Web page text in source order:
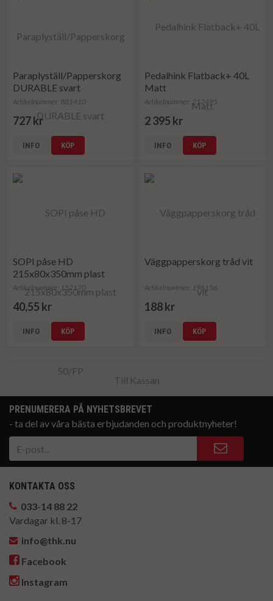
Paraplyställ/Papperskorg
DURABLE svart
Artikelnummer: 881410
727 kr
INFO KÖP
Pedalhink Flatback+ 40L
Matt
Artikelnummer: 212495
2 395 kr
INFO KÖP
SOPI påse HD
215x80x350mm plast
50/FP
Artikelnummer: 152170
40,55 kr
INFO KÖP
Väggpapperskorg tråd vit
Artikelnummer: 196156
188 kr
INFO KÖP
Till Kassan
PRENUMERERA PÅ NYHETSBREVET
- ta del av våra bästa erbjudanden och produktnyheter!
KONTAKTA OSS
033-14 88 22
Vardagar kl. 8-17
info@thk.nu
Facebook
Instagram